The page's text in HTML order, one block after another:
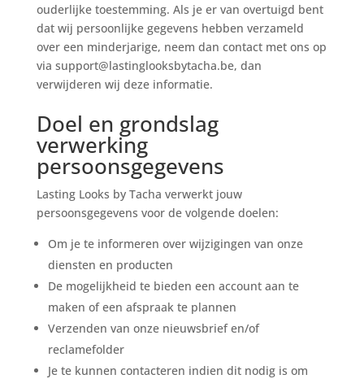
ouderlijke toestemming. Als je er van overtuigd bent
dat wij persoonlijke gegevens hebben verzameld
over een minderjarige, neem dan contact met ons op
via support@lastinglooksbytacha.be, dan
verwijderen wij deze informatie.
Doel en grondslag
verwerking
persoonsgegevens
Lasting Looks by Tacha verwerkt jouw
persoonsgegevens voor de volgende doelen:
Om je te informeren over wijzigingen van onze
diensten en producten
De mogelijkheid te bieden een account aan te
maken of een afspraak te plannen
Verzenden van onze nieuwsbrief en/of
reclamefolder
Je te kunnen contacteren indien dit nodig is om